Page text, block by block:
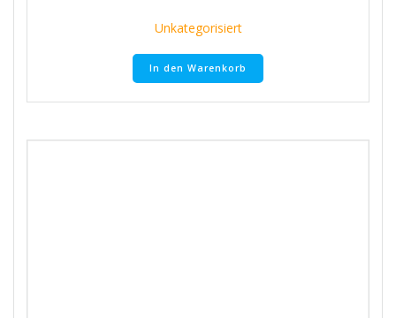
Unkategorisiert
In den Warenkorb